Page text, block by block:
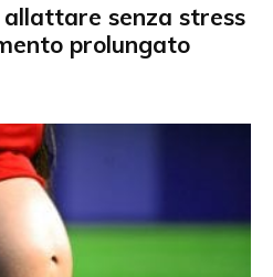
senza stress
prolungato